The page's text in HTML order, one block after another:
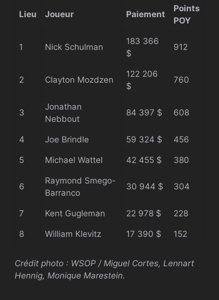
Lieu Joueur Paiement
Points
POY
1 Nick Schulman
183 366
$
912
2 Clayton Mozdzen
122 206
$
760
3
Jonathan
Nebbout
84 397 $ 608
4 Joe Brindle 59 324 $ 456
5 Michael Wattel 42 455 $ 380
6
Raymond Smego-
Barranco
30 944 $ 304
7 Kent Gugleman 22 978 $ 228
8 William Klevitz 17 390 $ 152
Crédit photo : WSOP / Miguel Cortes, Lennart
Hennig, Monique Marestein.